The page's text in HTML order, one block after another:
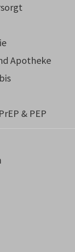
Apotheke
& PEP